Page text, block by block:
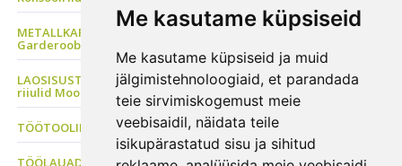
Me kasutame küpsiseid
Me kasutame küpsiseid ja muid
jälgimistehnoloogiaid, et parandada
teie sirvimiskogemust meie
veebisaidil, näidata teile
isikupärastatud sisu ja sihitud
METALLKAPP Metallist Riidekapp, Kontorikapp,
Garderoobikapp, Tööriistakapp
LAOSISUSTUS, Plastkarbid, Laomööbel, PVC kardinad, Metallist
riiulid Moodulriiulid
TÖÖTOOLID Sadultoolid, Ratastaburetid, ESD tool
TÖÖLAUAD Tööstusmööbel, Töökojakapp, Perfosein, Seisulaud